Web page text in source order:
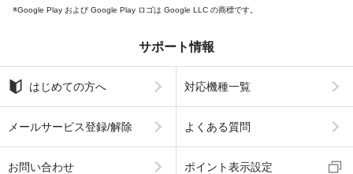
Google Play および Google Play ロゴは Google LLC の商標です。
サポート情報
はじめての方へ 対応機種一覧
メールサービス登録/解除 よくある質問
お問い合わせ ポイント表示設定